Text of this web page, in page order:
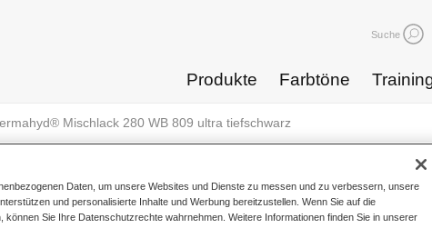
Suche
Produkte Farbtöne
Mischlack 280 WB 809 ultra tiefschwarz
Mischlack 280 WB 809
Daten, um unsere Websites und Dienste zu messen und zu verbessern, unsere
und personalisierte Inhalte und Werbung bereitzustellen. Wenn Sie auf die
können Sie Ihre Datenschutzrechte wahrnehmen. Weitere Informationen finden Sie in unserer